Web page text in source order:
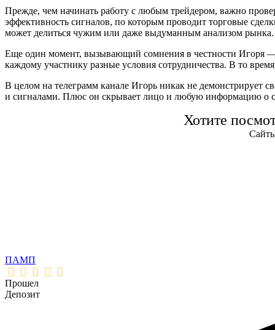
Прежде, чем начинать работу с любым трейдером, важно
эффективность сигналов, по которым проводит торговые
может делиться чужим или даже выдуманным анализом рынка.
Еще один момент, вызывающий сомнения в честности Игоря —
каждому участнику разные условия сотрудничества. В то
В целом на телеграмм канале Игорь никак не демонстрирует
и сигналами. Плюс он скрывает лицо и любую информацию о
Хотите
ПАМП
Прошел
Депозит